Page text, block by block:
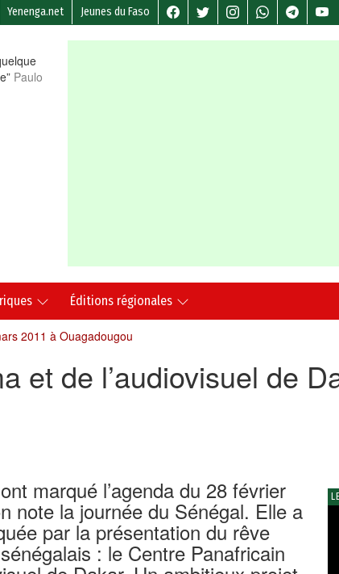
Yenenga.net Jeunes du Faso
Paulo
Éditions régionales
2011 à Ouagadougou
et de l’audiovisuel de
marqué l’agenda du 28 février
note la journée du Sénégal. Elle a
par la présentation du rêve
: le Centre Panafricain